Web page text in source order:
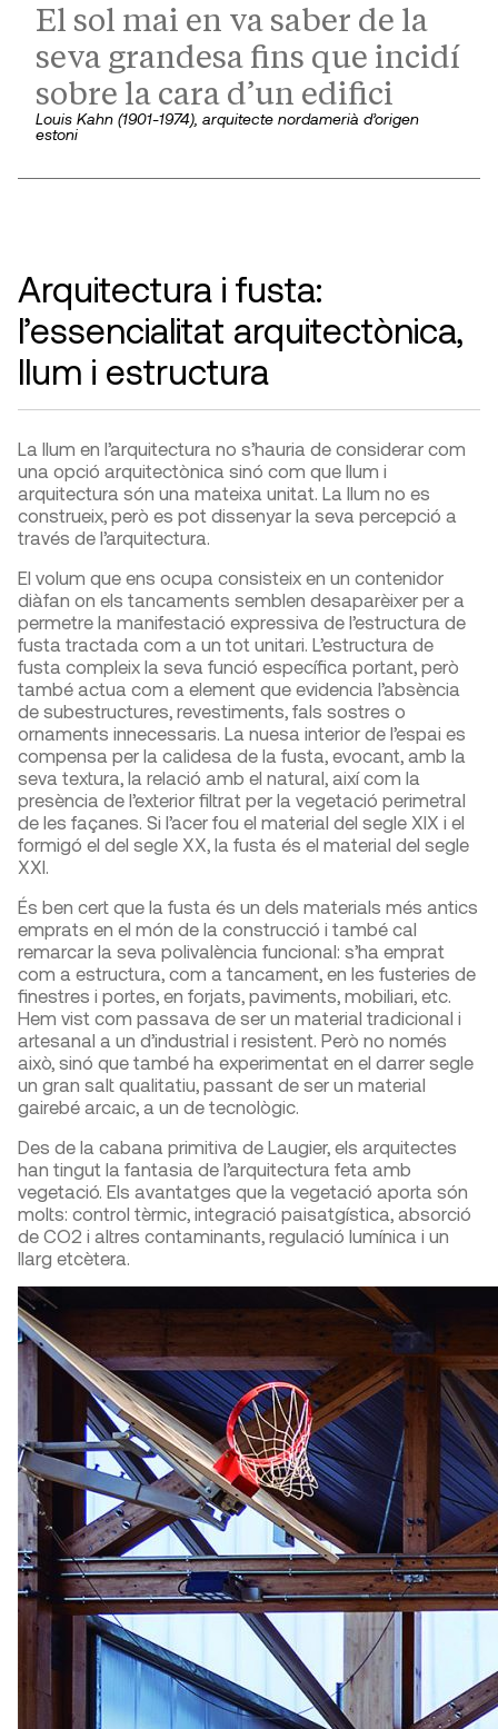
El sol mai en va saber de la
seva grandesa fins que incidí
sobre la cara d’un edifici
Louis Kahn (1901-1974), arquitecte nordamerià d’origen
estoni
Arquitectura i fusta:
l’essencialitat arquitectònica,
llum i estructura
La llum en l’arquitectura no s’hauria de considerar com
una opció arquitectònica sinó com que llum i
arquitectura són una mateixa unitat. La llum no es
construeix, però es pot dissenyar la seva percepció a
través de l’arquitectura.
El volum que ens ocupa consisteix en un contenidor
diàfan on els tancaments semblen desaparèixer per a
permetre la manifestació expressiva de l’estructura de
fusta tractada com a un tot unitari. L’estructura de
fusta compleix la seva funció específica portant, però
també actua com a element que evidencia l’absència
de subestructures, revestiments, fals sostres o
ornaments innecessaris. La nuesa interior de l’espai es
compensa per la calidesa de la fusta, evocant, amb la
seva textura, la relació amb el natural, així com la
presència de l’exterior filtrat per la vegetació perimetral
de les façanes. Si l’acer fou el material del segle XIX i el
formigó el del segle XX, la fusta és el material del segle
XXI.
És ben cert que la fusta és un dels materials més antics
emprats en el món de la construcció i també cal
remarcar la seva polivalència funcional: s’ha emprat
com a estructura, com a tancament, en les fusteries de
finestres i portes, en forjats, paviments, mobiliari, etc.
Hem vist com passava de ser un material tradicional i
artesanal a un d’industrial i resistent. Però no només
això, sinó que també ha experimentat en el darrer segle
un gran salt qualitatiu, passant de ser un material
gairebé arcaic, a un de tecnològic.
Des de la cabana primitiva de Laugier, els arquitectes
han tingut la fantasia de l’arquitectura feta amb
vegetació. Els avantatges que la vegetació aporta són
molts: control tèrmic, integració paisatgística, absorció
de CO2 i altres contaminants, regulació lumínica i un
llarg etcètera.